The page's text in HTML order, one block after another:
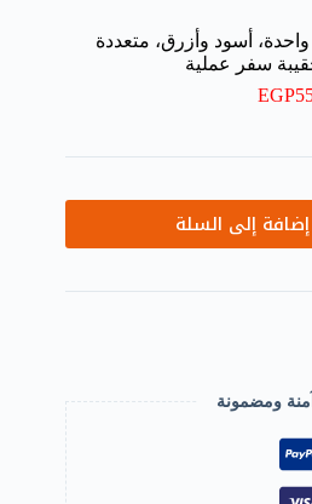
أسود وأزرق، متعددة
سفر عملية
EGP
إضافة إلى السلة
ومضمونة